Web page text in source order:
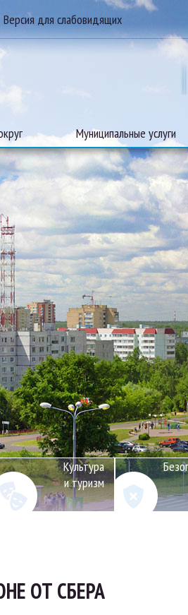
Версия для слабовидящих
Муниципальные услуги
Культура
и туризм
ОТ СБЕРА